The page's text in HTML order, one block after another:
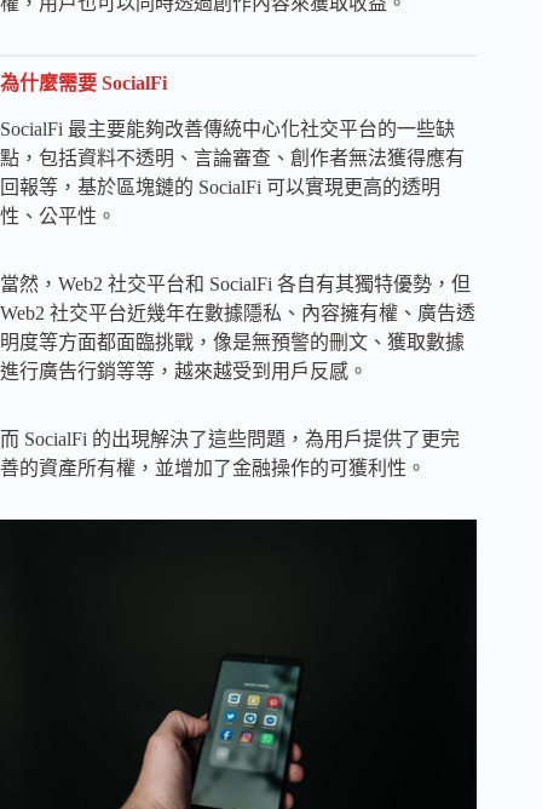
為什麼需要 SocialFi
SocialFi 最主要能夠改善傳統中心化社交平台的一些缺
點，包括資料不透明、言論審查、創作者無法獲得應有
回報等，基於區塊鏈的 SocialFi 可以實現更高的透明
性、公平性。
當然，Web2 社交平台和 SocialFi 各自有其獨特優勢，但
Web2 社交平台近幾年在數據隱私、內容擁有權、廣告透
明度等方面都面臨挑戰，像是無預警的刪文、獲取數據
進行廣告行銷等等，越來越受到用戶反感。
而 SocialFi 的出現解決了這些問題，為用戶提供了更完
善的資產所有權，並增加了金融操作的可獲利性。